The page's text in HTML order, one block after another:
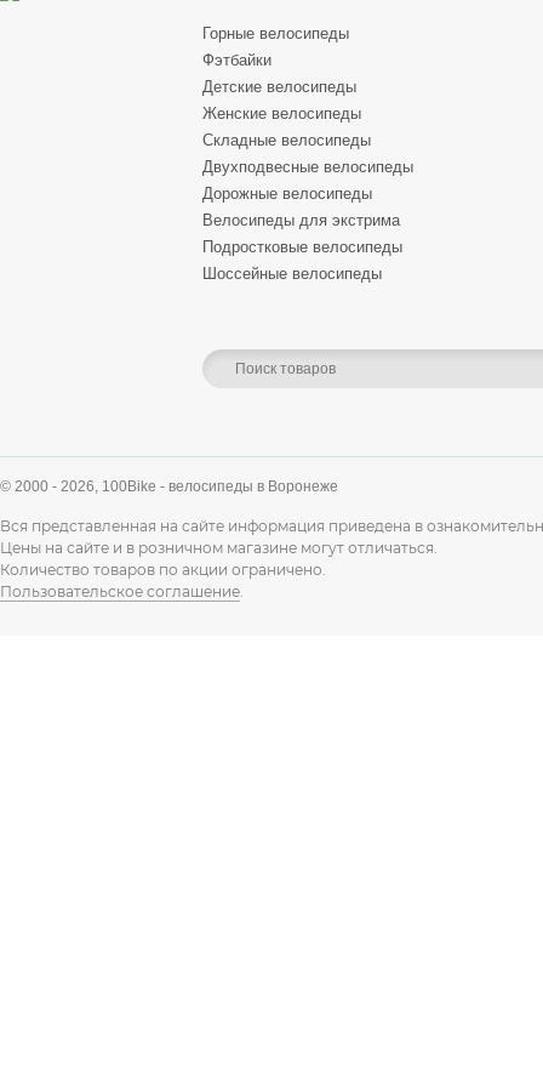
Горные велосипеды
Фэтбайки
Детские велосипеды
Женские велосипеды
Складные велосипеды
Двухподвесные велосипеды
Дорожные велосипеды
Велосипеды для экстрима
Подростковые велосипеды
Шоссейные велосипеды
© 2000 - 2026, 100Bike - велосипеды в Воронеже
Вся представленная на сайте информация приведена в
Цены на сайте и в розничном магазине могут отличаться.
Количество товаров по акции ограничено.
Пользовательское соглашение.